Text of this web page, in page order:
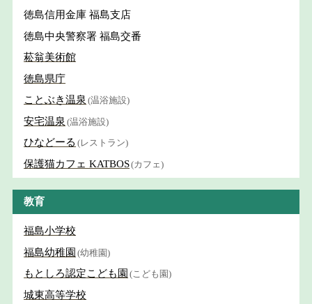
徳島信用金庫 福島支店
徳島中央警察署 福島交番
菘翁美術館
徳島県庁
ことぶき温泉 (温浴施設)
安宅温泉 (温浴施設)
ひなどーる (レストラン)
保護猫カフェ KATBOS(カフェ)
教育
福島小学校
福島幼稚園 (幼稚園)
もとしろ認定こども園 (こども園)
城東高等学校